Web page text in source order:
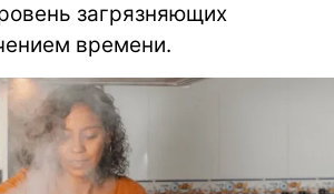
загрязняющих
времени.